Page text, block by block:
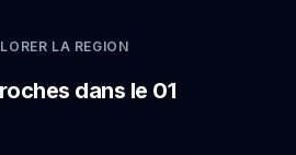
LA REGION
dans le 01